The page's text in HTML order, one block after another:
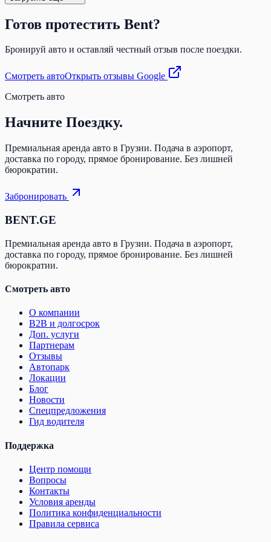
Готов протестить Bent?
Бронируй авто и оставляй честный отзыв после поездки.
Смотреть автоОткрыть отзывы Google
Смотреть авто
Начните Поездку.
Премиальная аренда авто в Грузии. Подача в аэропорт,
доставка по городу, прямое бронирование. Без лишней
бюрократии.
Забронировать
BENT.GE
Премиальная аренда авто в Грузии. Подача в аэропорт,
доставка по городу, прямое бронирование. Без лишней
бюрократии.
Смотреть авто
О компании
B2B и долгосрок
Доп. услуги
Партнерам
Отзывы
Автопарк
Локации
Блог
Новости
Спецпредложения
Гид водителя
Поддержка
Центр помощи
Вопросы
Контакты
Условия аренды
Политика конфиденциальности
Правила сервиса